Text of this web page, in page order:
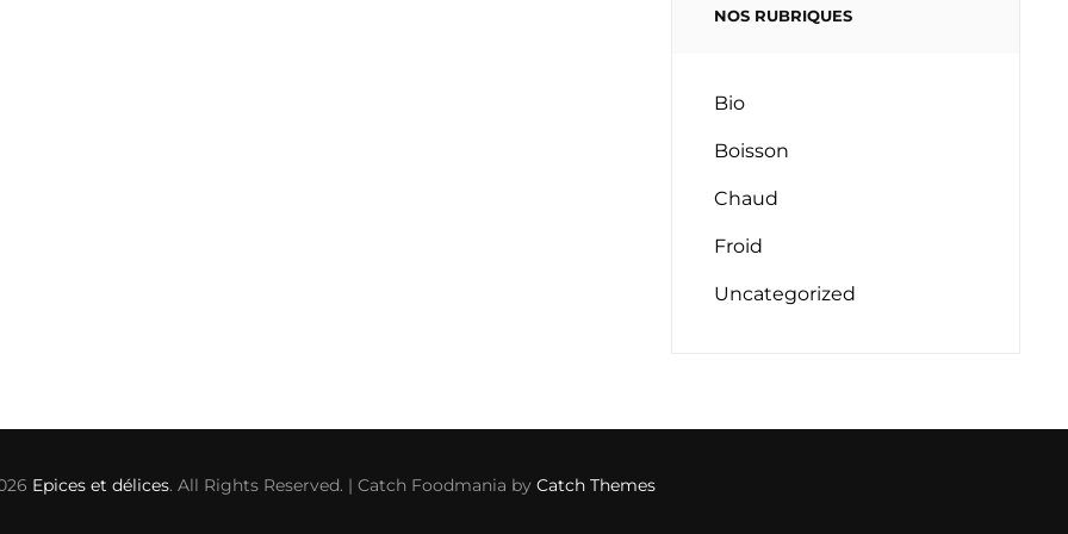
NOS RUBRIQUES
Bio
Boisson
Chaud
Froid
Uncategorized
Epices et délices. All Rights Reserved. | Catch Foodmania by Catch Themes